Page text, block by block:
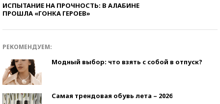
ИСПЫТАНИЕ НА ПРОЧНОСТЬ: В АЛАБИНЕ
ПРОШЛА «ГОНКА ГЕРОЕВ»
РЕКОМЕНДУЕМ:
Модный выбор: что взять с собой в отпуск?
Самая трендовая обувь лета – 2026